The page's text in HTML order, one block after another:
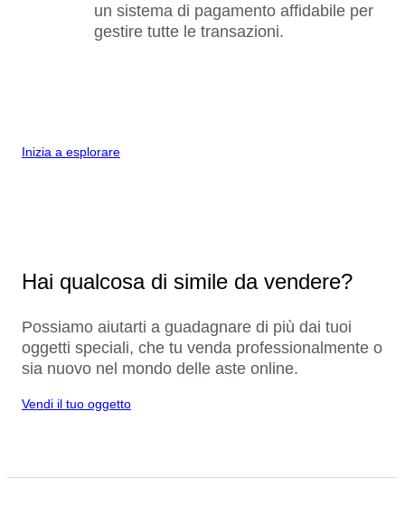
un sistema di pagamento affidabile per
gestire tutte le transazioni.
Inizia a esplorare
Hai qualcosa di simile da vendere?
Possiamo aiutarti a guadagnare di più dai tuoi
oggetti speciali, che tu venda professionalmente o
sia nuovo nel mondo delle aste online.
Vendi il tuo oggetto